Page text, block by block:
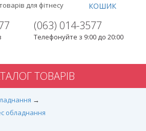
для фітнесу
(063) 014-3577
Телефонуйте з 9:00 до 20:00
КОШИК
ТОВАРІВ
обладнання